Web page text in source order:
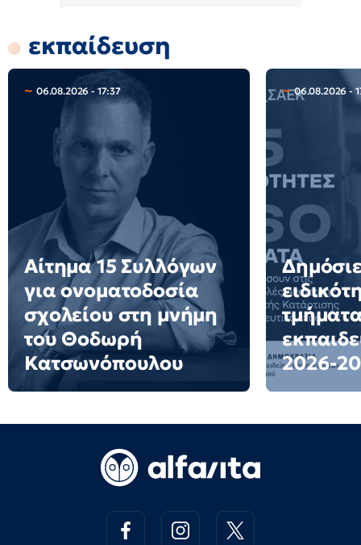
εκπαίδευση
06.08.2026 - 17:37
Αίτημα 15 Συλλόγων
για ονοματοδοσία
σχολείου στη μνήμη
του Θοδωρή
Κατσωνόπουλου
06.08.2026 -
2026-